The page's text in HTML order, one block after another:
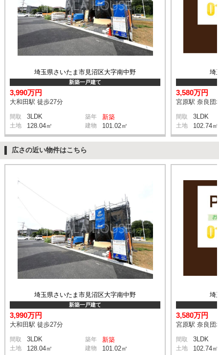
埼玉県さいたま市見沼区大字南中野
新築一戸建て
3,990万円
大和田駅 徒歩27分
間取 3LDK 築年 新築
土地 128.04㎡ 建物 101.02㎡
埼
3,580万円
宮原駅 奈良団
間取 3LDK
土地 102.74㎡
広さの近い物件はこちら
埼玉県さいたま市見沼区大字南中野
新築一戸建て
3,990万円
大和田駅 徒歩27分
間取 3LDK 築年 新築
土地 128.04㎡ 建物 101.02㎡
埼
3,580万円
宮原駅 奈良団
間取 3LDK
土地 102.74㎡